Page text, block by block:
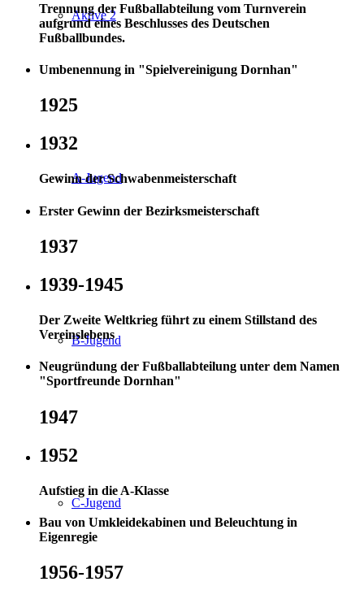
Aktive 2
A-Jugend
B-Jugend
C-Jugend
Trennung der Fußballabteilung vom Turnverein
aufgrund eines Beschlusses des Deutschen
Fußballbundes.
Umbenennung in "Spielvereinigung Dornhan"
1925
1932
Gewinn der Schwabenmeisterschaft
Erster Gewinn der Bezirksmeisterschaft
1937
1939-1945
Der Zweite Weltkrieg führt zu einem Stillstand des
Vereinslebens
Neugründung der Fußballabteilung unter dem Namen
"Sportfreunde Dornhan"
1947
1952
Aufstieg in die A-Klasse
Bau von Umkleidekabinen und Beleuchtung in
Eigenregie
1956-1957